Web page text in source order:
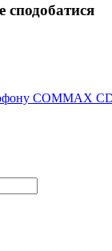
COMMAX